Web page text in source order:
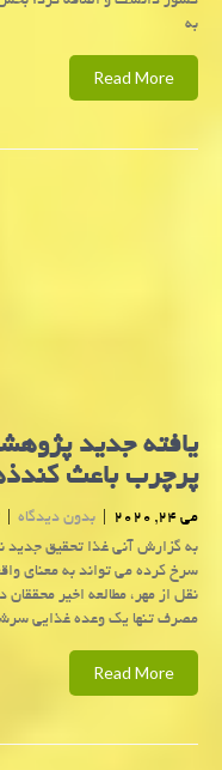
به
Read More
یافته جدید
پرچرب باعث
می 24, 2020 | بدون دیدگاه |
به گزارش آنی غذا تحقیق
سرخ كرده می تواند به معنای
نقل از مهر، مطالعه اخیر محققان
مصرف تنها یک وعده غذایی
Read More